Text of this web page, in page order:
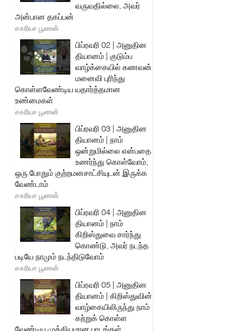
வருவதில்லை, அவர்
அன்பான தகப்பன்
சகரியா பூணன்
பிப்ரவரி 02 | அனுதின
தியானம் | குடும்ப
வாழ்க்கையில் கணவன்
மனைவி புரிந்து
கொள்ளவேண்டிய யதார்த்தமான
உண்மைகள்
சகரியா பூணன்
பிப்ரவரி 03 | அனுதின
தியானம் | நாம்
ஒன்றுமில்லை என்பதை
உணர்ந்து கொள்வோம்,
ஒரு போதும் குற்றமனசாட்சியுடன் இருக்க
வேண்டாம்
சகரியா பூணன்
பிப்ரவரி 04 | அனுதின
தியானம் | நாம்
கிறிஸ்துவை சார்ந்து
கொண்டு, அவர் நடந்த
படியே நாமும் நடந்திடுவோம்
சகரியா பூணன்
பிப்ரவரி 05 | அனுதின
தியானம் | கிறிஸ்துவின்
வாழ்கையிலிருந்து நாம்
கற்றுக் கொள்ள
வேண்டிய முக்கியமான பாடங்கள்